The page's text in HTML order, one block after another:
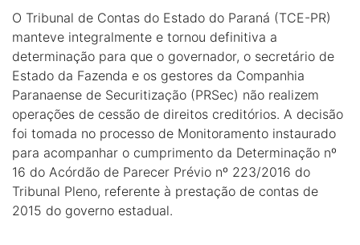
O Tribunal de Contas do Estado do Paraná (TCE-PR)
manteve integralmente e tornou definitiva a
determinação para que o governador, o secretário de
Estado da Fazenda e os gestores da Companhia
Paranaense de Securitização (PRSec) não realizem
operações de cessão de direitos creditórios. A decisão
foi tomada no processo de Monitoramento instaurado
para acompanhar o cumprimento da Determinação nº
16 do Acórdão de Parecer Prévio nº 223/2016 do
Tribunal Pleno, referente à prestação de contas de
2015 do governo estadual.